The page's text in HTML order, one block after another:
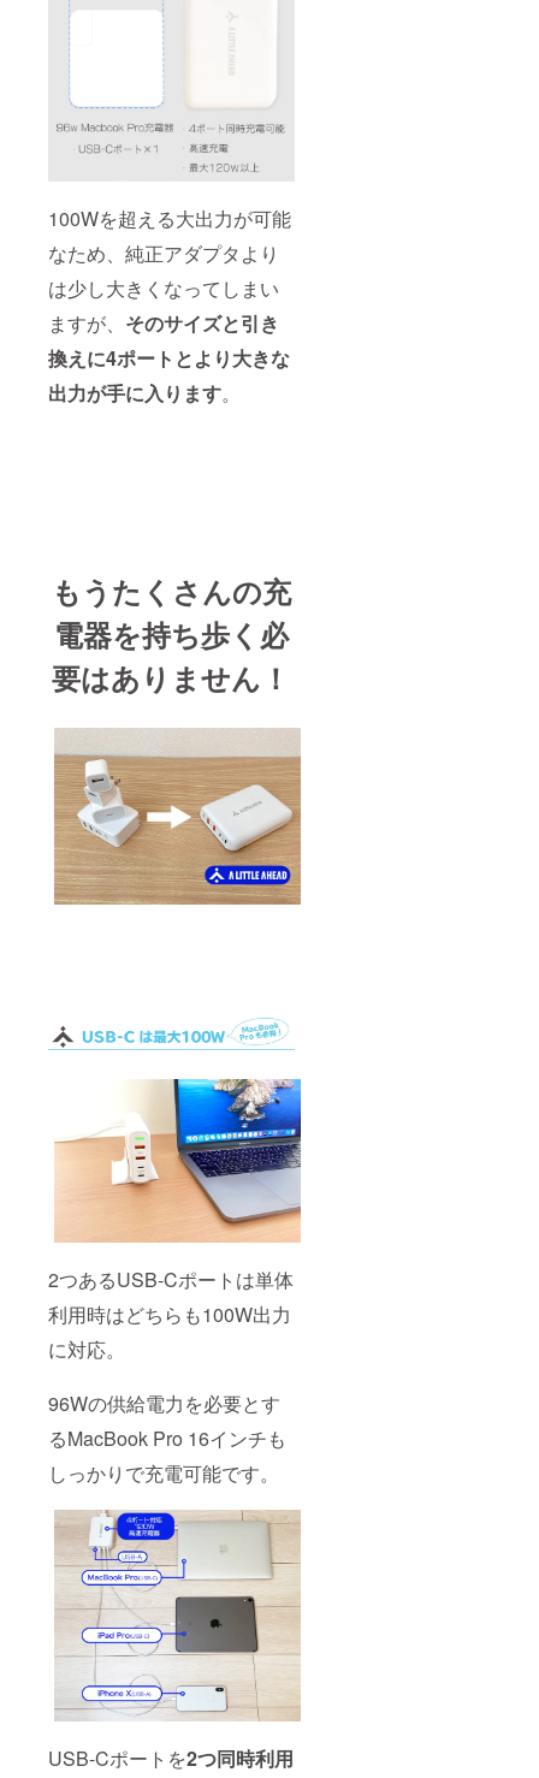
100Wを超える大出力が可能
なため、純正アダプタより
は少し大きくなってしまい
ますが、 そのサイズと引き
換えに4ポートとより大きな
出力が手に入ります。
もうたくさんの充
電器を持ち歩く必
要はありません！
2つあるUSB-Cポートは単体
利用時はどちらも100W出力
に対応。
96Wの供給電力を必要とす
るMacBook Pro 16インチも
しっかりで充電可能です。
USB-Cポートを2つ同時利用